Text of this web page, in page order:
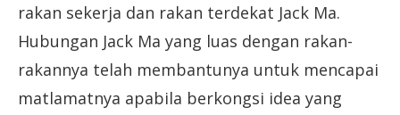
rakan sekerja dan rakan terdekat Jack Ma.
Hubungan Jack Ma yang luas dengan rakan-
rakannya telah membantunya untuk mencapai
matlamatnya apabila berkongsi idea yang